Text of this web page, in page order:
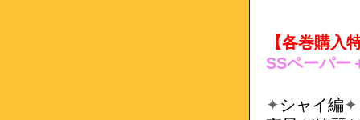
【各巻購入
SSペーパー
✦シャイ編✦